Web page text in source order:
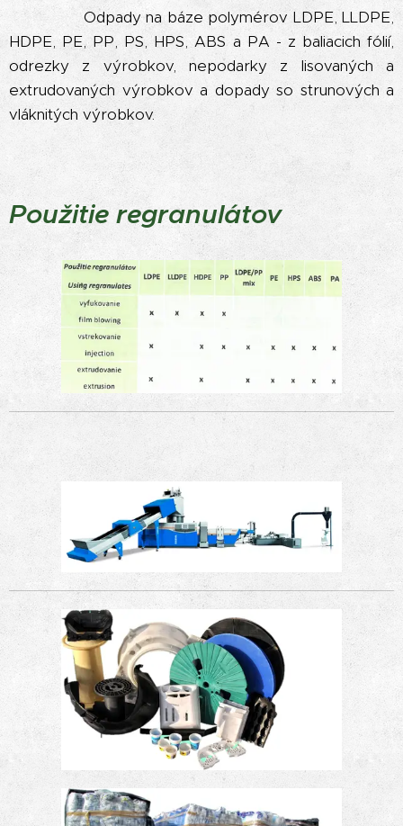
Odpady na báze polymérov LDPE, LLDPE,
HDPE, PE, PP, PS, HPS, ABS a PA - z baliacich fólií,
odrezky z výrobkov, nepodarky z lisovaných a
extrudovaných výrobkov a dopady so strunových a
vláknitých výrobkov.
Použitie regranulátov